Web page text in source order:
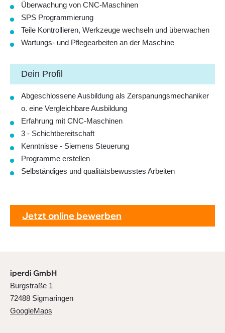
Überwachung von CNC-Maschinen
SPS Programmierung
Teile Kontrollieren, Werkzeuge wechseln und überwachen
Wartungs- und Pflegearbeiten an der Maschine
Dein Profil
Abgeschlossene Ausbildung als Zerspanungsmechaniker
o. eine Vergleichbare Ausbildung
Erfahrung mit CNC-Maschinen
3 - Schichtbereitschaft
Kenntnisse - Siemens Steuerung
Programme erstellen
Selbständiges und qualitätsbewusstes Arbeiten
Jetzt online bewerben
iperdi GmbH
Burgstraße 1
72488 Sigmaringen
GoogleMaps